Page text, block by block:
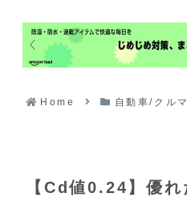
Home 自動車/クルマ
【Cd値0.24】優